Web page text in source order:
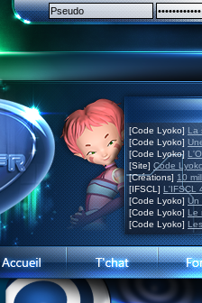
[Code Lyoko] La
[Code Lyoko]
[Code Lyoko]
[Site] Code
[Créations] 10
[IFSCL] L'IFSCL
[Code Lyoko] Un
[Code Lyoko] Le
[Code Lyoko]